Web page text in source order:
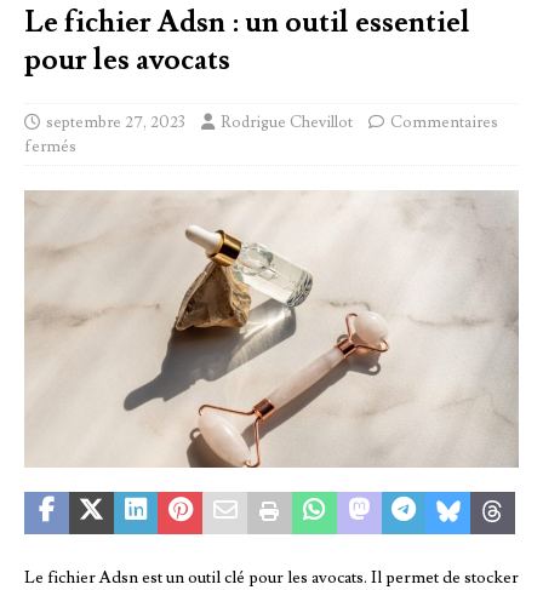
Le fichier Adsn : un outil essentiel
pour les avocats
septembre 27, 2023 Rodrigue Chevillot
Commentaires
fermés
Le fichier Adsn est un outil clé pour les avocats. Il permet de stocker